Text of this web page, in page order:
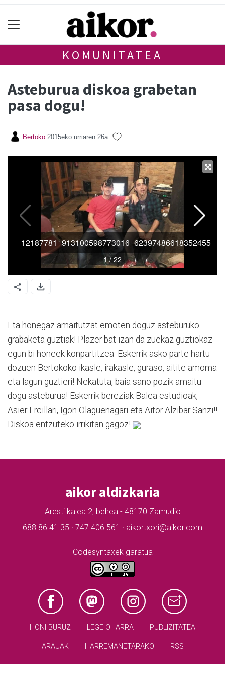
KOMUNITATEA
Asteburua diskoa grabetan
pasa dogu!
Bertoko 2015eko urriaren 26a
Eta honegaz amaitutzat emoten doguz asteburuko
grabaketa guztiak! Plazer bat izan da zuekaz guztiokaz
egun bi honeek konpartitzea. Eskerrik asko parte hartu
dozuen Bertokoko ikasle, irakasle, guraso, aitite amoma
eta lagun guztieri! Nekatuta, baia sano pozik amaitu
dogu asteburua! Eskerrik bereziak Balea estudioak,
Asier Ercillari, Igon Olaguenagari eta Aitor Alzibar Sanzi!!
Diskoa entzuteko irrikitan gagoz!
aikor aldizkaria
Aresti kalea 2, behea - 48170 Zamudio
688 86 41 35 · 747 406 561 · aikortxori@aikor.com
Codesyntaxek garatua
HONI BURUZ LEGE OHARRA PUBLIZITATEA
ARAUAK HARREMANETARAKO RSS